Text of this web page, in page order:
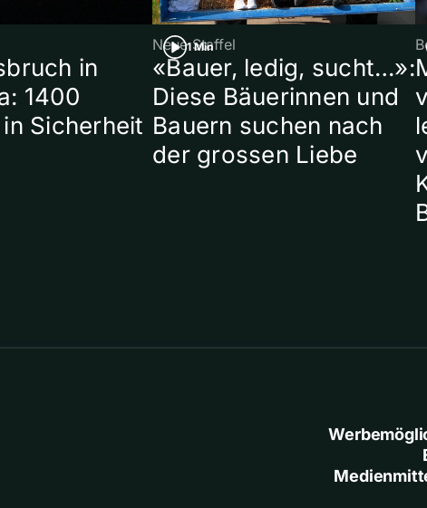
in
1400
Sicherheit
1 Min
Neue Staffel
«Bauer, ledig, sucht…»:
Diese Bäuerinnen und
Bauern suchen nach
der grossen Liebe